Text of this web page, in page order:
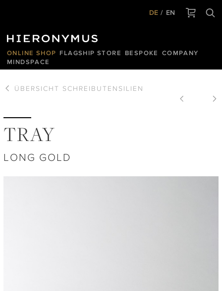
DE EN
ONLINE SHOP FLAGSHIP STORE BESPOKE
COMPANY
MINDSPACE
ÜBERSICHT SCHREIBUTENSILIEN
TRAY
LONG GOLD